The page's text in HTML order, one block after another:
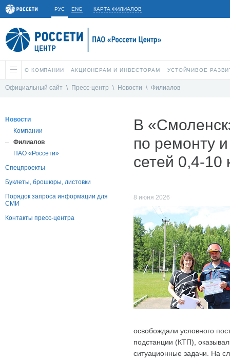
РУС ENG КАРТА ФИЛИАЛОВ
О КОМПАНИИ АКЦИОНЕРАМ И ИНВЕСТОРАМ УСТОЙЧИВОЕ
Официальный сайт \ Пресс-центр \ Новости \ Филиалов
Новости
Компании
Филиалов
ПАО «Россети»
Спецпроекты
Буклеты, брошюры, листовки
Порядок запроса информации для
СМИ
Контакты пресс-центра
В
по ремонту
сетей 0,4-10
8 июня 2026
освобождали условного
подстанции (КТП),
ситуационные задачи. На